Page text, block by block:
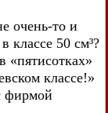
очень-то и
классе 50 см³?
«пятисотках»
классе!»
фирмой